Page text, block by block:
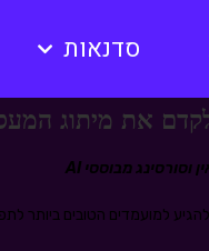
סדנאות
לקדם את מיתוג
למועמדים הטובים ביותר